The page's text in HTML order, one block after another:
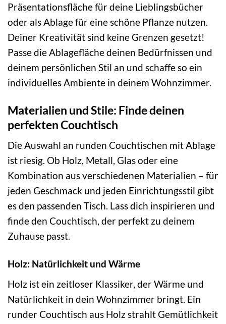
Präsentationsfläche für deine Lieblingsbücher
oder als Ablage für eine schöne Pflanze nutzen.
Deiner Kreativität sind keine Grenzen gesetzt!
Passe die Ablagefläche deinen Bedürfnissen und
deinem persönlichen Stil an und schaffe so ein
individuelles Ambiente in deinem Wohnzimmer.
Materialien und Stile: Finde deinen
perfekten Couchtisch
Die Auswahl an runden Couchtischen mit Ablage
ist riesig. Ob Holz, Metall, Glas oder eine
Kombination aus verschiedenen Materialien – für
jeden Geschmack und jeden Einrichtungsstil gibt
es den passenden Tisch. Lass dich inspirieren und
finde den Couchtisch, der perfekt zu deinem
Zuhause passt.
Holz: Natürlichkeit und Wärme
Holz ist ein zeitloser Klassiker, der Wärme und
Natürlichkeit in dein Wohnzimmer bringt. Ein
runder Couchtisch aus Holz strahlt Gemütlichkeit